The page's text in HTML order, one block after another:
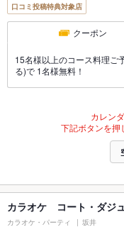
口コミ投稿特典対象店
クーポン
15名様以上のコース料理ご
る)で 1名様無料！
カレン
下記ボタンを押
カラオケ コート・ダジ
カラオケ・パーティ 坂井